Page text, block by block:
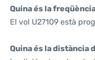
Quina és la
El vol U27109 està
Quina és la distància